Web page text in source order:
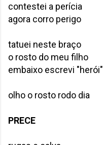
contestei a perícia
agora corro perigo
tatuei neste braço
o rosto do meu filho
embaixo escrevi "herói"
olho o rosto rodo dia
PRECE